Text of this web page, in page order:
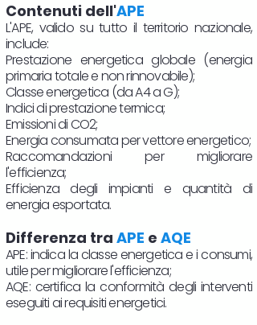
Contenuti dell'APE
L'APE, valido su tutto il territorio nazionale,
include:
Prestazione energetica globale (energia
primaria totale e non rinnovabile);
Classe energetica (da A4 a G);
Indici di prestazione termica;
Emissioni di CO2;
Energia consumata per vettore energetico;
Raccomandazioni per migliorare
l'efficienza;
Efficienza degli impianti e quantità di
energia esportata.
Differenza tra APE e AQE
APE: indica la classe energetica e i consumi,
utile per migliorare l'efficienza;
AQE: certifica la conformità degli interventi
eseguiti ai requisiti energetici.